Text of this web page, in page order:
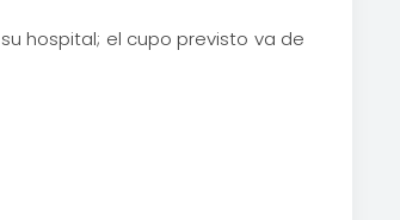
hospital; el cupo previsto va de